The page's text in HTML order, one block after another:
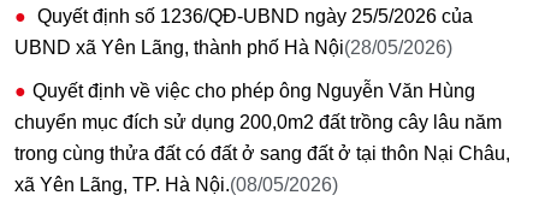
Quyết định số 1236/QĐ-UBND ngày 25/5/2026 của
UBND xã Yên Lãng, thành phố Hà Nội(28/05/2026)
Quyết định về việc cho phép ông Nguyễn Văn Hùng
chuyển mục đích sử dụng 200,0m2 đất trồng cây lâu năm
trong cùng thửa đất có đất ở sang đất ở tại thôn Nại Châu,
xã Yên Lãng, TP. Hà Nội.(08/05/2026)